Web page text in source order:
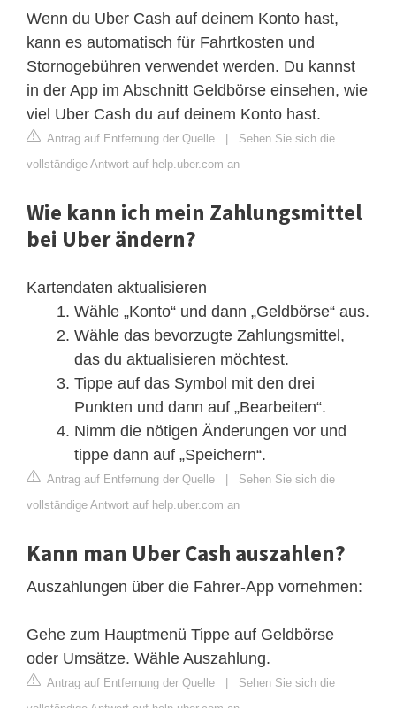
Wenn du Uber Cash auf deinem Konto hast,
kann es automatisch für Fahrtkosten und
Stornogebühren verwendet werden. Du kannst
in der App im Abschnitt Geldbörse einsehen, wie
viel Uber Cash du auf deinem Konto hast.
Antrag auf Entfernung der Quelle | Sehen Sie sich die
vollständige Antwort auf help.uber.com an
Wie kann ich mein Zahlungsmittel
bei Uber ändern?
Kartendaten aktualisieren
Wähle „Konto“ und dann „Geldbörse“ aus.
Wähle das bevorzugte Zahlungsmittel,
das du aktualisieren möchtest.
Tippe auf das Symbol mit den drei
Punkten und dann auf „Bearbeiten“.
Nimm die nötigen Änderungen vor und
tippe dann auf „Speichern“.
Antrag auf Entfernung der Quelle | Sehen Sie sich die
vollständige Antwort auf help.uber.com an
Kann man Uber Cash auszahlen?
Auszahlungen über die Fahrer-App vornehmen:
Gehe zum Hauptmenü Tippe auf Geldbörse
oder Umsätze. Wähle Auszahlung.
Antrag auf Entfernung der Quelle | Sehen Sie sich die